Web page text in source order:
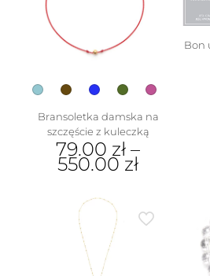
stronie
produktu
Bransoletka damska na
szczęście z kuleczką
79.00 zł –
550.00 zł
produkt
wiele
wariantów.
Opcje
można
Bon